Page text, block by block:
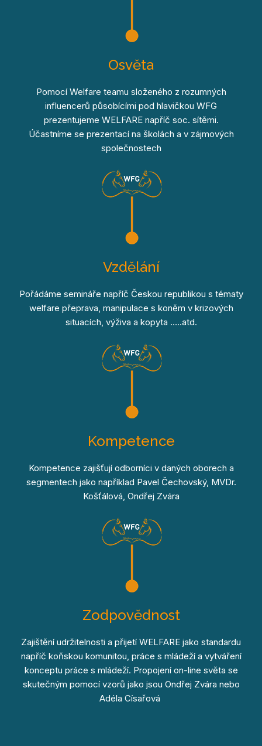
Osvěta
Pomocí Welfare teamu složeného z rozumných
influencerů působícími pod hlavičkou WFG
prezentujeme WELFARE napříč soc. sítěmi.
Účastníme se prezentací na školách a v zájmových
společnostech
Vzdělání
Pořádáme semináře napříč Českou republikou s tématy
welfare přeprava, manipulace s koněm v krizových
situacích, výživa a kopyta …..atd.
Kompetence
Kompetence zajišťují odborníci v daných oborech a
segmentech jako například Pavel Čechovský, MVDr.
Košťálová, Ondřej Zvára
Zodpovědnost
Zajištění udržitelnosti a přijetí WELFARE jako standardu
napříč koňskou komunitou, práce s mládeží a vytváření
konceptu práce s mládeží. Propojení on-line světa se
skutečným pomocí vzorů jako jsou Ondřej Zvára nebo
Adéla Císařová